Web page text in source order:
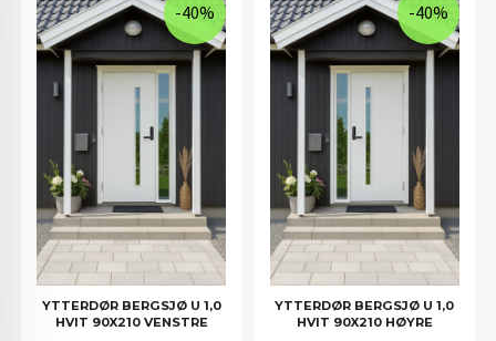
YTTERDØR BERGSJØ U 1,0
HVIT 90X210 VENSTRE
-40%
YTTERDØR BERGSJØ U 1,0
HVIT 90X210 HØYRE
-40%